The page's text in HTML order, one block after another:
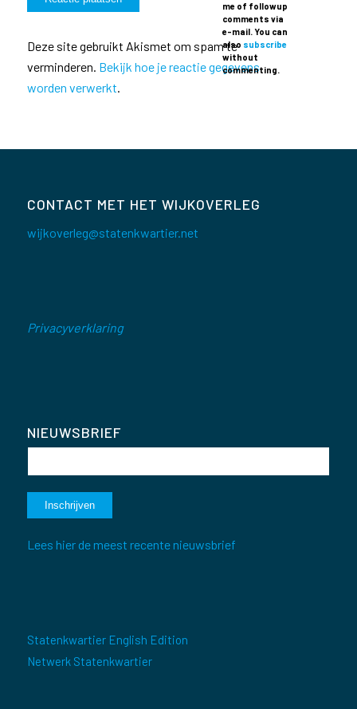
me of followup
comments via
e-mail. You can
also subscribe
without
commenting.
Deze site gebruikt Akismet om spam te
verminderen. Bekijk hoe je reactie gegevens
worden verwerkt.
CONTACT MET HET WIJKOVERLEG
wijkoverleg@statenkwartier.net
Privacyverklaring
NIEUWSBRIEF
Lees hier de meest recente nieuwsbrief
Statenkwartier English Edition
Netwerk Statenkwartier